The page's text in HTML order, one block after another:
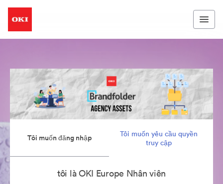
Tôi muốn đăng nhập
Tôi muốn yêu cầu quyền
truy cập
tôi là OKI Europe Nhân viên